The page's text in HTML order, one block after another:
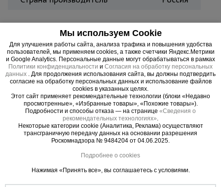
Универсальная двухсекционная алюминиевая
лестница ALUMET Ал 9210 используется в
профессиональных целях для строительно-
ремонтных, монтажных, а также домашних
работ. Незаменима при различных работах на
даче. Изготовлена из высококачественного
алюминиевого сплава. Каждая ступень имеет
увеличенную ширину профиля и выдерживает вес
до 150 кг.
Важные преимущества –
эффективная работа
Мы используем Cookie
Для улучшения работы сайта, анализа трафика и повышения удобства
пользователей, мы применяем cookies, а также счетчики Яндекс.Метрики
и Google Analytics. Персональные данные могут обрабатываться в рамках
Политики конфиденциальности и Согласия на обработку персональных
данных
. Для продолжения использования сайта, вы должны подтвердить
согласие на обработку персональных данных и использование файлов
cookies в указанных целях.
Этот сайт применяет рекомендательные технологии (блоки «Недавно
просмотренные», «Избранные товары», «Похожие товары»).
Подробности и способы отказа — на странице «Сведения о
рекомендательных технологиях»
Некоторые категории cookie (Аналитика, Реклама) осуществляют
трансграничную передачу данных на основании разрешения
Роскомнадзора № 9484204 от 04.06.2025.
Подробнее о cookies
Нажимая «Принять все», вы соглашаетесь с условиями.